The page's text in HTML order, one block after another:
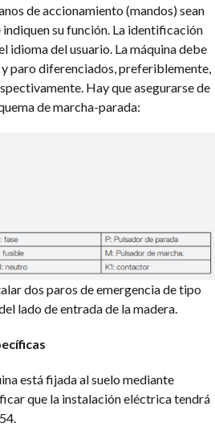
de accionamiento (mandos) sean
su función. La identificación
idioma del usuario. La máquina debe
paro diferenciados, preferiblemente,
Hay que asegurarse de
de marcha-parada:
dos paros de emergencia de tipo
lado de entrada de la madera.
está fijada al suelo mediante
que la instalación eléctrica tendrá